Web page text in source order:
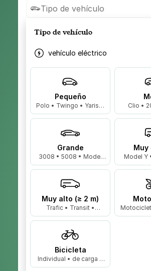
Tipo de vehículo
Tipo de vehículo
vehículo eléctrico
Pequeño
Polo • Twingo • Yaris… Clio •
Grande
3008 • 5008 • Model
3…
Muy
Model Y
Muy alto (≥ 2 m)
Trafic • Transit •
Master…
Bicicleta
Individual • de carga •
biplaza…